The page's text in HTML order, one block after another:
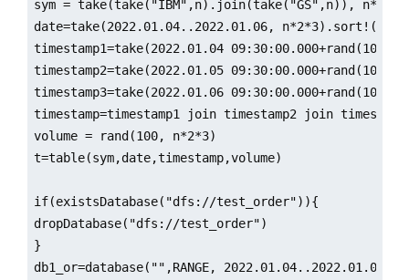
sym = take(take("IBM",n).join(take("GS",n)), n*2*3)
date=take(2022.01.04..2022.01.06, n*2*3).sort!()
timestamp1=take(2022.01.04
timestamp2=take(2022.01.05
timestamp3=take(2022.01.06
timestamp=timestamp1 join timestamp2 join
volume = rand(100, n*2*3)
t=table(sym,date,timestamp,volume)
if(existsDatabase("dfs://test_order")){
dropDatabase("dfs://test_order")
}
db1_or=database("",RANGE, 2022.01.04..2022.01.07)